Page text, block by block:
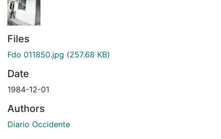
Files
Fdo 011850.jpg (257.68 KB)
Date
1984-12-01
Authors
Diario Occidente